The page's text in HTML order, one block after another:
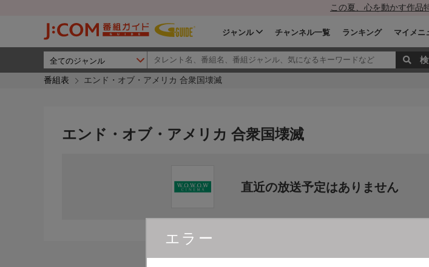
この夏、心を動かす作品
ジャンル チャンネル一覧 ランキング マイメニ
番組表 エンド・オブ・アメリカ 合衆国壊滅
エラー
エンド・オブ・アメリカ 合衆国壊滅
直近の放送予定はありません